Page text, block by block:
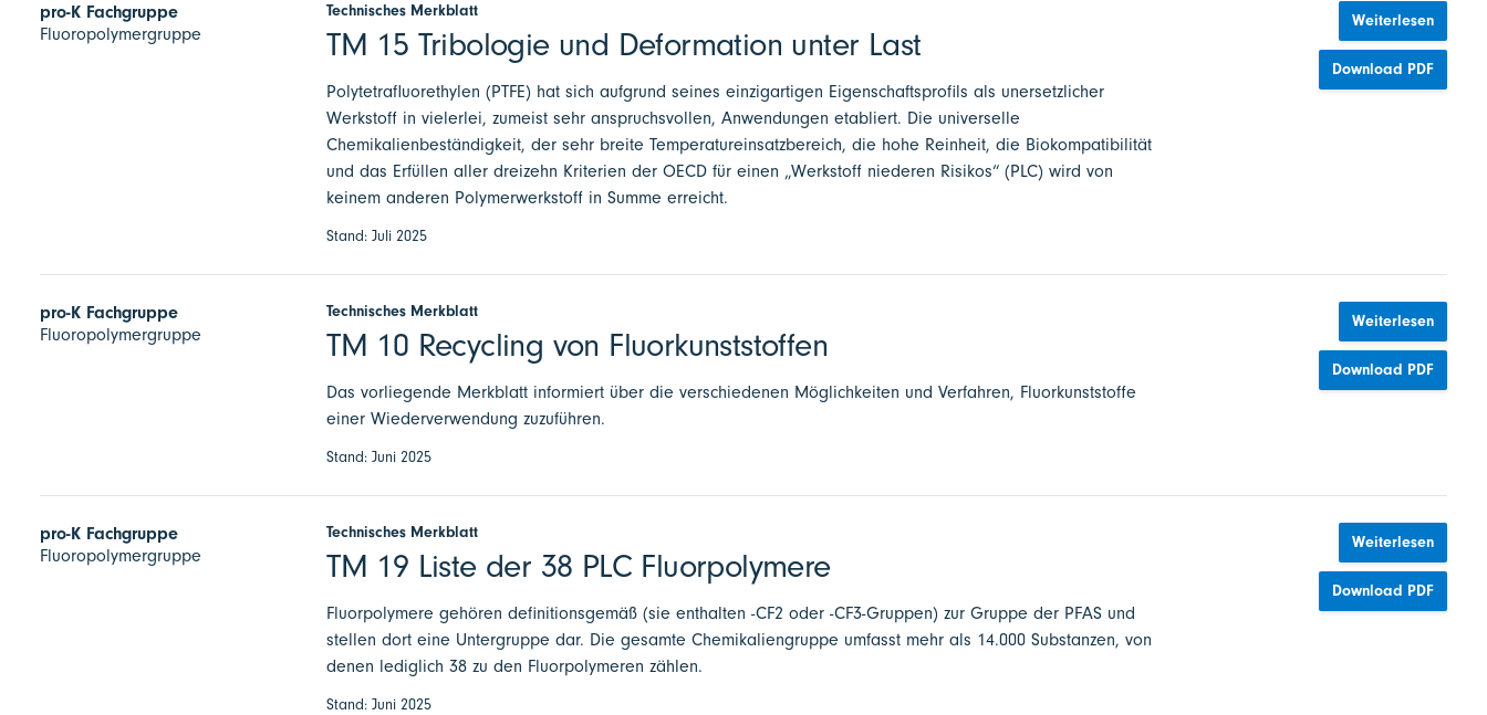
pro-K Fachgruppe
Fluoropolymergruppe
Technisches Merkblatt
TM 15 Tribologie und Deformation unter Last
Polytetrafluorethylen (PTFE) hat sich aufgrund seines einzigartigen Eigenschaftsprofils als unersetzlicher
Werkstoff in vielerlei, zumeist sehr anspruchsvollen, Anwendungen etabliert. Die universelle
Chemikalienbeständigkeit, der sehr breite Temperatureinsatzbereich, die hohe Reinheit, die Biokompatibilität
und das Erfüllen aller dreizehn Kriterien der OECD für einen „Werkstoff niederen Risikos“ (PLC) wird von
keinem anderen Polymerwerkstoff in Summe erreicht.
Stand: Juli 2025
Weiterlesen
Download PDF
pro-K Fachgruppe
Fluoropolymergruppe
Technisches Merkblatt
TM 10 Recycling von Fluorkunststoffen
Das vorliegende Merkblatt informiert über die verschiedenen Möglichkeiten und Verfahren, Fluorkunststoffe
einer Wiederverwendung zuzuführen.
Stand: Juni 2025
Weiterlesen
Download PDF
pro-K Fachgruppe
Fluoropolymergruppe
Technisches Merkblatt
TM 19 Liste der 38 PLC Fluorpolymere
Fluorpolymere gehören definitionsgemäß (sie enthalten -CF2 oder -CF3-Gruppen) zur Gruppe der PFAS und
stellen dort eine Untergruppe dar. Die gesamte Chemikaliengruppe umfasst mehr als 14.000 Substanzen, von
denen lediglich 38 zu den Fluorpolymeren zählen.
Stand: Juni 2025
Weiterlesen
Download PDF